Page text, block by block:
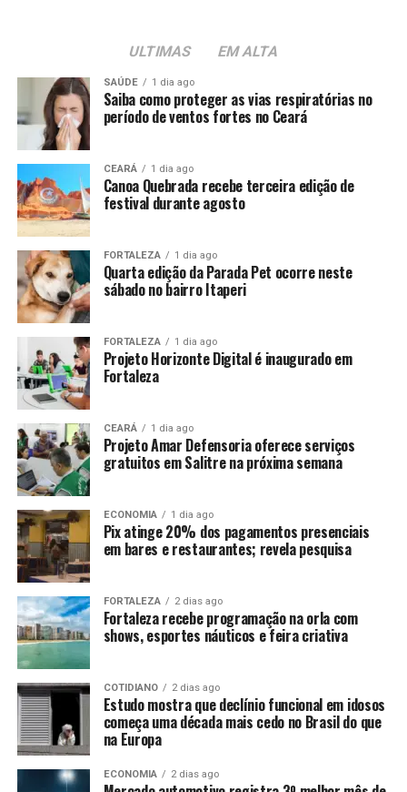
ULTIMAS EM ALTA
SAÚDE 1 dia ago
Saiba como proteger as vias respiratórias no
período de ventos fortes no Ceará
CEARÁ 1 dia ago
Canoa Quebrada recebe terceira edição de
festival durante agosto
FORTALEZA 1 dia ago
Quarta edição da Parada Pet ocorre neste
sábado no bairro Itaperi
FORTALEZA 1 dia ago
Projeto Horizonte Digital é inaugurado em
Fortaleza
CEARÁ 1 dia ago
Projeto Amar Defensoria oferece serviços
gratuitos em Salitre na próxima semana
ECONOMIA 1 dia ago
Pix atinge 20% dos pagamentos presenciais
em bares e restaurantes; revela pesquisa
FORTALEZA 2 dias ago
Fortaleza recebe programação na orla com
shows, esportes náuticos e feira criativa
COTIDIANO 2 dias ago
Estudo mostra que declínio funcional em idosos
começa uma década mais cedo no Brasil do que
na Europa
ECONOMIA 2 dias ago